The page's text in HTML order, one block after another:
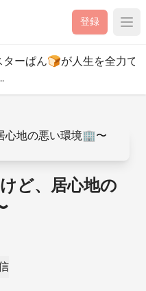
登録
ターぱん🍞が人生を全力で
ど、居心地の